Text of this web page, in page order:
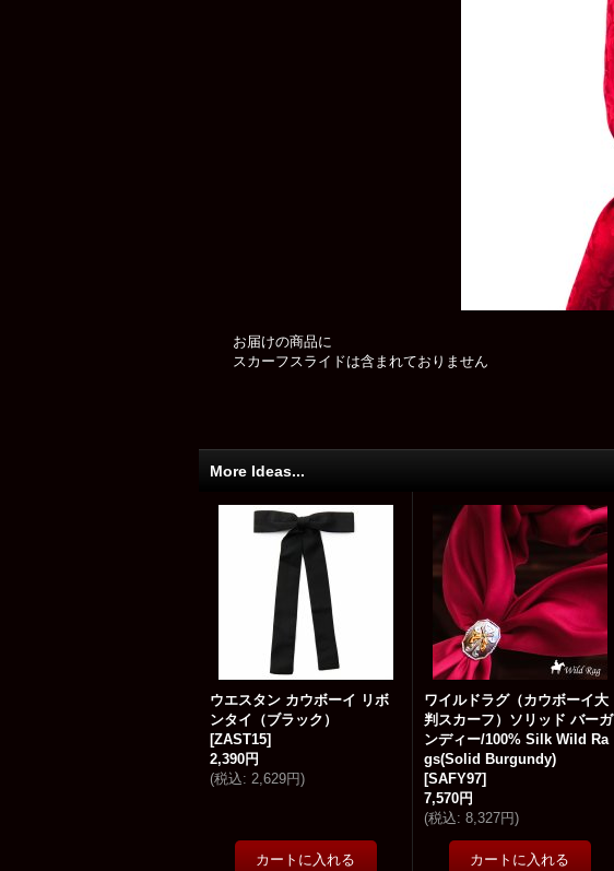
お届けの商品に
スカーフスライドは含まれておりません
More Ideas...
ウエスタン カウボーイ リボ
ンタイ（ブラック）
[ZAST15]
2,390円
(税込: 2,629円)
ワイルドラグ（カウボーイ大
判スカーフ）ソリッド バーガ
ンディー/100% Silk Wild Ra
gs(Solid Burgundy)
[SAFY97]
7,570円
(税込: 8,327円)